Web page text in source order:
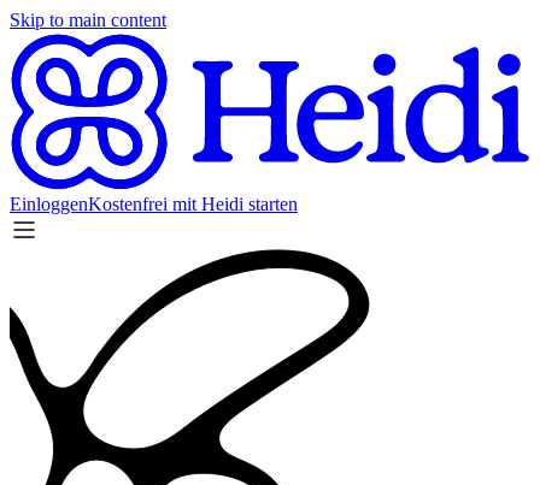
Skip to main content
EinloggenKostenfrei mit Heidi starten